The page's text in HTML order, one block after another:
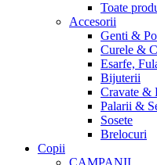
Toate
Accesorii
Genti &
Curele &
Esarfe,
Bijuterii
Cravate &
Palarii &
Sosete
Brelocuri
Copii
CAMPANII